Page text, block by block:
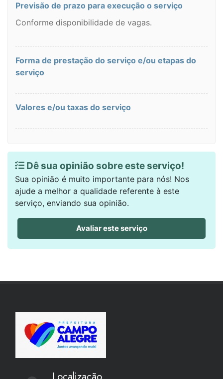
Previsão de prazo para execução o serviço
Conforme disponibilidade de vagas.
Forma de prestação do serviço e/ou etapas do
serviço
Valores e/ou taxas do serviço
Dê sua opinião sobre este serviço!
Sua opinião é muito importante para nós! Nos
ajude a melhor a qualidade referente à este
serviço, enviando sua opinião.
Avaliar este serviço